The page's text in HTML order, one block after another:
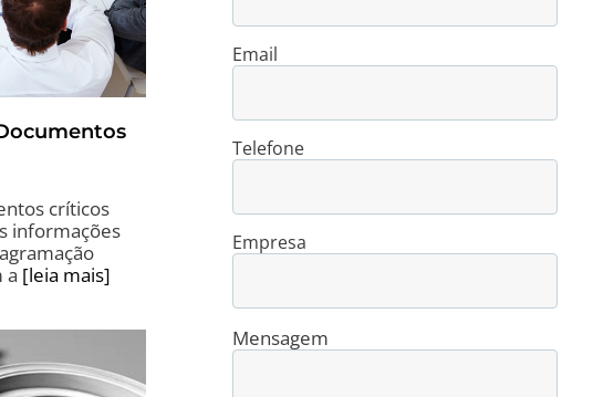
críticos
informações
a [leia mais]
Email
Telefone
Empresa
Mensagem